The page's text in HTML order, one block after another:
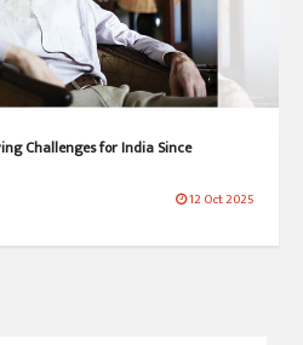
Challenges for India Since
12 Oct 2025